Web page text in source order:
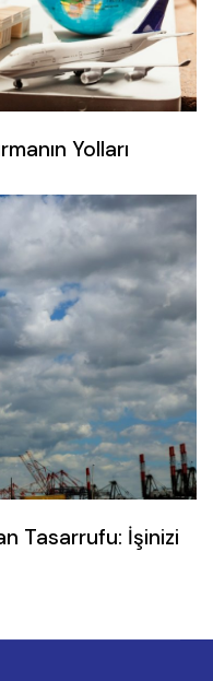
Yolları
Tasarrufu: İşinizi